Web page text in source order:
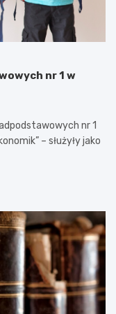
nr 1 w
nr 1
– służyły jako